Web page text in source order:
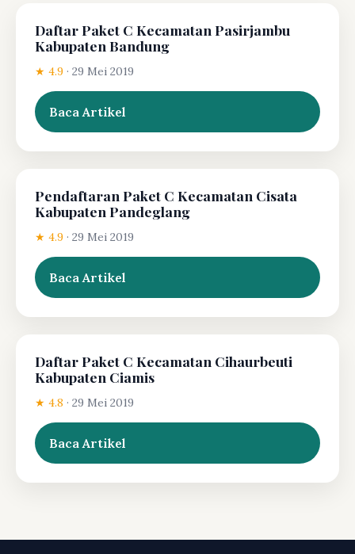
Daftar Paket C Kecamatan Pasirjambu
Kabupaten Bandung
★ 4.9 · 29 Mei 2019
Baca Artikel
Pendaftaran Paket C Kecamatan Cisata
Kabupaten Pandeglang
★ 4.9 · 29 Mei 2019
Baca Artikel
Daftar Paket C Kecamatan Cihaurbeuti
Kabupaten Ciamis
★ 4.8 · 29 Mei 2019
Baca Artikel